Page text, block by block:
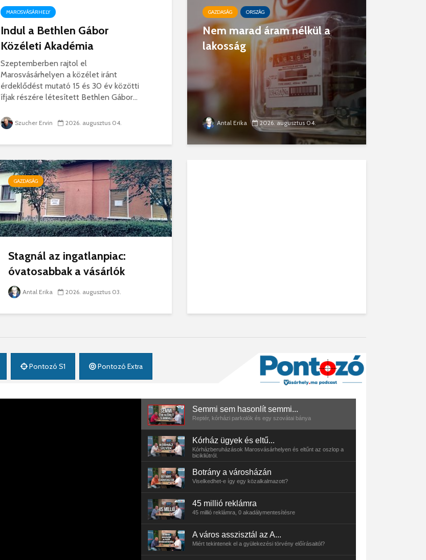
MAROSVÁSÁRHELY
Indul a Bethlen Gábor
Közéleti Akadémia
Szeptemberben rajtol el
Marosvásárhelyen a közélet iránt
érdeklődést mutató 15 és 30 év közötti
ífjak részére létesített Bethlen Gábor...
Szucher Ervin 2026. augusztus 04.
GAZDASÁG ORSZÁG
Nem marad áram nélkül a
lakosság
Antal Erika 2026. augusztus 04.
GAZDASÁG
Stagnál az ingatlanpiac:
óvatosabbak a vásárlók
Antal Erika 2026. augusztus 03.
Pontozó S1 Pontozó Extra
Semmi sem hasonlít semmi...
Reptér, kórházi parkolók és egy szovátai bánya
Kórház ügyek és eltű...
Kórházberuházások Marosvásárhelyen és eltűnt az oszlop a
bicikliútról.
Botrány a városházán
Viselkedhet-e így egy közalkalmazott?
45 millió reklámra
45 millió reklámra, 0 akadálymentesítésre
A város asszisztál az A...
Miért tekintenek el a gyülekezési törvény előírásaitól?